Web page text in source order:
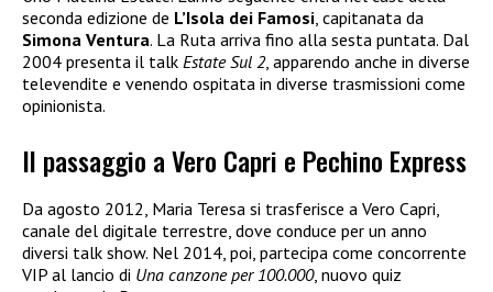
seconda edizione de L’Isola dei Famosi , capitanata da
Simona Ventura. La Ruta arriva fino alla sesta puntata. Dal
2004 presenta il talk Estate Sul 2, apparendo anche in diverse
televendite e venendo ospitata in diverse trasmissioni come
opinionista.
Il passaggio a Vero Capri e Pechino Express
Da agosto 2012, Maria Teresa si trasferisce a Vero Capri,
canale del digitale terrestre, dove conduce per un anno
diversi talk show. Nel 2014, poi, partecipa come concorrente
VIP al lancio di Una canzone per 100.000, nuovo quiz